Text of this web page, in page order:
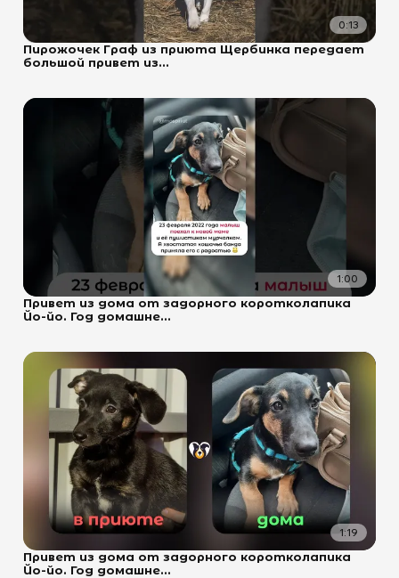
0:13
Пирожочек Граф из приюта Щербинка передает
большой привет из...
1:00
Привет из дома от задорного коротколапика
Йо-йо. Год домашне...
1:19
Привет из дома от задорного коротколапика
Йо-йо. Год домашне...